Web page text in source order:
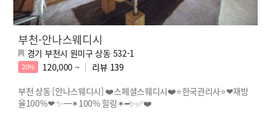
부천-안나스웨디시
경기 부천시 원미구 상동 532-1
20% 120,000 ~ 리뷰 139
부천 상동 [안나스웨디시] ❤️스페셜스웨디시❤️⭐️한국관리사⭐️❤재방
율100%❤ ✨━✶100% 힐링✶━✨✅❤️